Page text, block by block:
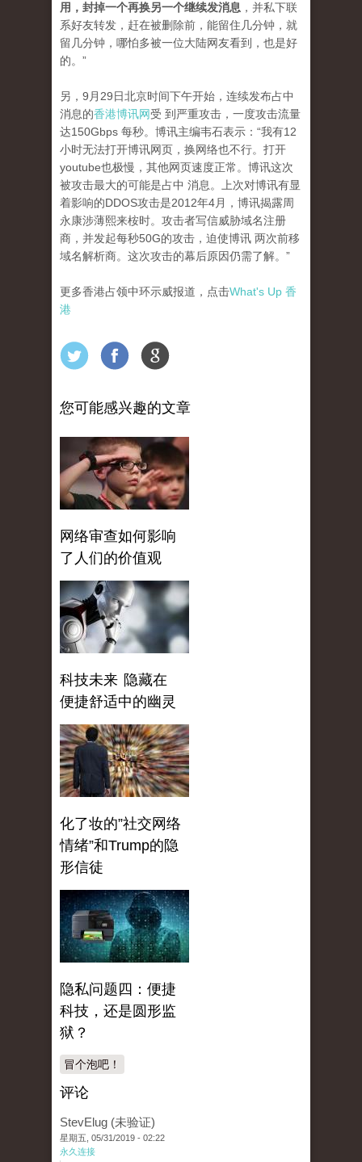
用，封掉一个再换另一个继续发消息 ，并私下联
系好友转发，赶在被删除前，能留住几分钟，就
留几分钟，哪怕多被一位大陆网友看到，也是好
的。”
另，9月29日北京时间下午开始，连续发布占中
消息的香港博讯网受 到严重攻击，一度攻击流量
达150Gbps 每秒。博讯主编韦石表示：“我有12
小时无法打开博讯网页，换网络也不行。打开
youtube也极慢，其他网页速度正常。博讯这次
被攻击最大的可能是占中 消息。上次对博讯有显
着影响的DDOS攻击是2012年4月，博讯揭露周
永康涉薄熙来桉时。攻击者写信威胁域名注册
商，并发起每秒50G的攻击，迫使博讯 两次前移
域名解析商。这次攻击的幕后原因仍需了解。”
更多香港占领中环示威报道，点击What's Up 香
港
您可能感兴趣的文章
网络审查如何影响
了人们的价值观
科技未来 隐藏在
便捷舒适中的幽灵
化了妆的”社交网络
情绪”和Trump的隐
形信徒
隐私问题四：便捷
科技，还是圆形监
狱？
冒个泡吧！
评论
StevElug (未验证)
星期五, 05/31/2019 - 02:22
永久连接